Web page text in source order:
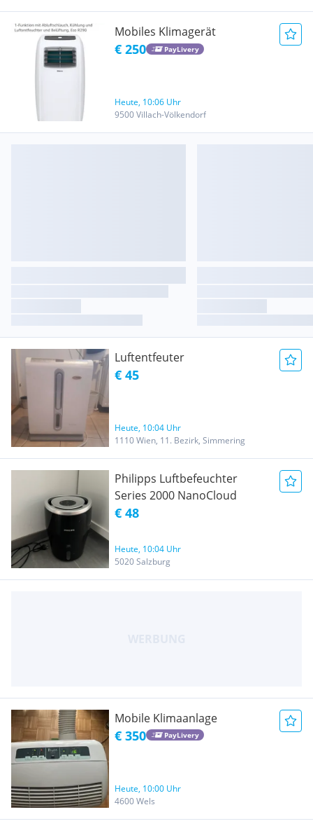
Mobiles Klimagerät
€ 250 PayLivery
Heute, 10:06 Uhr
9500 Villach-Völkendorf
Luftentfeuter
€ 45
Heute, 10:04 Uhr
1110 Wien, 11. Bezirk, Simmering
Philipps Luftbefeuchter
Series 2000 NanoCloud
€ 48
Heute, 10:04 Uhr
5020 Salzburg
Mobile Klimaanlage
€ 350 PayLivery
Heute, 10:00 Uhr
4600 Wels